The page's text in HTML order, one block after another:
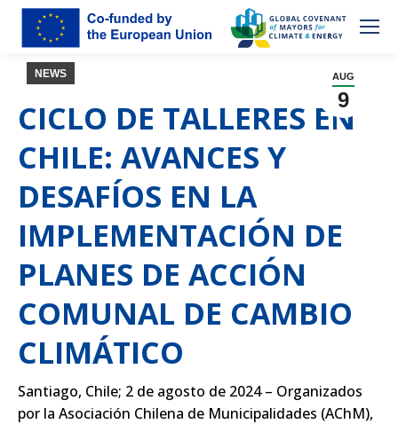
AUG
9
NEWS
CICLO DE TALLERES EN
CHILE: AVANCES Y
DESAFÍOS EN LA
IMPLEMENTACIÓN DE
PLANES DE ACCIÓN
COMUNAL DE CAMBIO
CLIMÁTICO
Santiago, Chile; 2 de agosto de 2024– Organizados
por la Asociación Chilena de Municipalidades (AChM),